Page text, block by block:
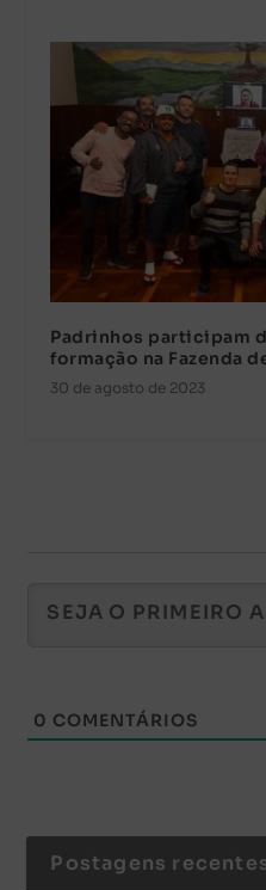
Padrinhos participam
formação na Fazenda
30 de agosto de 2023
0 COMENTÁRIOS
Postagens